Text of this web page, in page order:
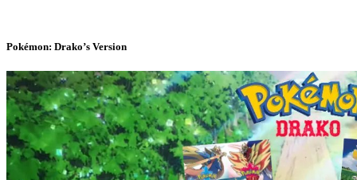
Pokémon: Drako’s Version